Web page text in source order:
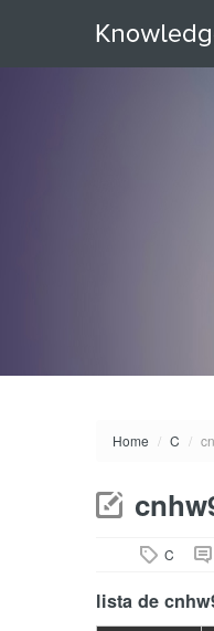
Home / C /
C
lista de